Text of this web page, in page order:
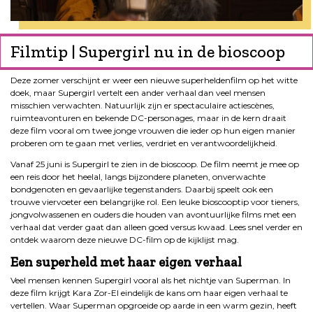
Filmtip | Supergirl nu in de bioscoop
Deze zomer verschijnt er weer een nieuwe superheldenfilm op het witte
doek, maar Supergirl vertelt een ander verhaal dan veel mensen
misschien verwachten. Natuurlijk zijn er spectaculaire actiescènes,
ruimteavonturen en bekende DC-personages, maar in de kern draait
deze film vooral om twee jonge vrouwen die ieder op hun eigen manier
proberen om te gaan met verlies, verdriet en verantwoordelijkheid.
Vanaf 25 juni is Supergirl te zien in de bioscoop. De film neemt je mee op
een reis door het heelal, langs bijzondere planeten, onverwachte
bondgenoten en gevaarlijke tegenstanders. Daarbij speelt ook een
trouwe viervoeter een belangrijke rol. Een leuke bioscooptip voor tieners,
jongvolwassenen en ouders die houden van avontuurlijke films met een
verhaal dat verder gaat dan alleen goed versus kwaad. Lees snel verder en
ontdek waarom deze nieuwe DC-film op de kijklijst mag.
Een superheld met haar eigen verhaal
Veel mensen kennen Supergirl vooral als het nichtje van Superman. In
deze film krijgt Kara Zor-El eindelijk de kans om haar eigen verhaal te
vertellen. Waar Superman opgroeide op aarde in een warm gezin, heeft